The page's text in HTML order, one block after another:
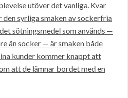
utöver det vanliga. Kvar
syrliga smaken av sockerfria
sötningsmedel som används —
än socker — är smaken både
kunder kommer knappt att
att de lämnar bordet med en